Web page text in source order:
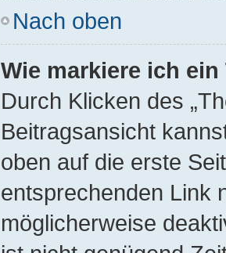
Nach oben
Wie markiere ich
Durch Klicken des
Beitragsansicht
oben auf die erste
entsprechenden Link
möglicherweise